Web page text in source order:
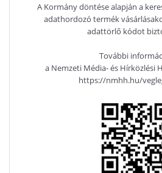
A Kormány döntése alapján a
adathordozó termék
adattörlő kódot
További
a Nemzeti Média- és Hírközlési
https://nmhh.hu/